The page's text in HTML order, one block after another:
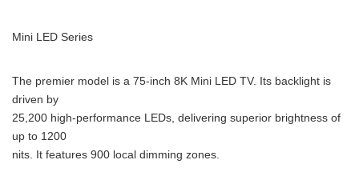
Mini LED Series
The premier model is a 75-inch 8K Mini LED TV. Its backlight is
driven by
25,200 high-performance LEDs, delivering superior brightness of
up to 1200
nits. It features 900 local dimming zones.